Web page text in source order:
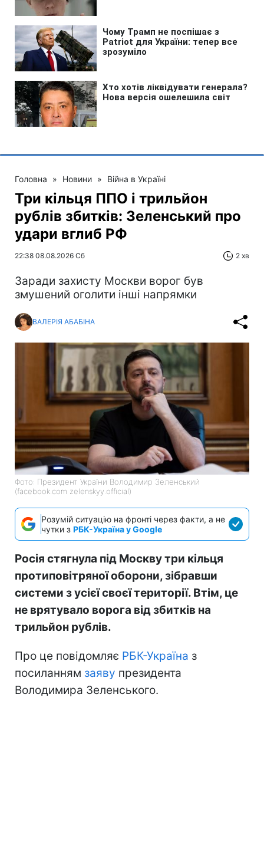
Головна » Новини » Війна в Україні
Три кільця ППО і трильйон
рублів збитків: Зеленський про
удари вглиб РФ
22:38 08.08.2026 Сб 2 хв
Заради захисту Москви ворог був
змушений оголити інші напрямки
ВАЛЕРІЯ АБАБІНА
Фото: Президент України Володимир Зеленський
(facebook.com zelenskyy.official)
Розумій ситуацію на фронті через факти, а не
чутки з РБК-Україна у Google
Росія стягнула під Москву три кільця
протиповітряної оборони, зібравши
системи з усієї своєї території. Втім, це
не врятувало ворога від збитків на
трильйон рублів.
Про це повідомляє РБК-Україна з
посиланням заяву президента
Володимира Зеленського.